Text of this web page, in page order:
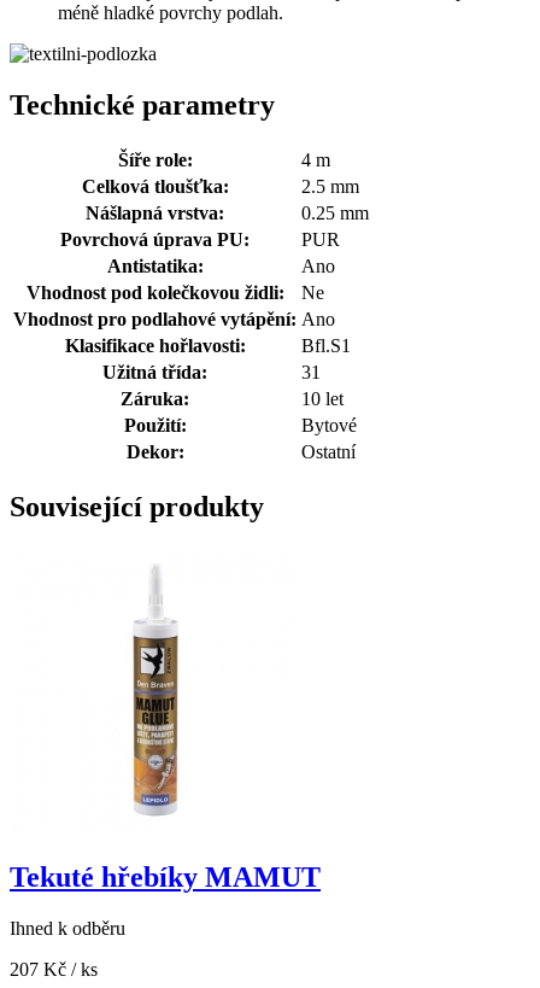
méně hladké povrchy podlah.
Technické parametry
Šíře role:
4 m
Celková tloušťka:
2.5 mm
Nášlapná vrstva:
0.25 mm
Povrchová úprava PU:
PUR
Antistatika:
Ano
Vhodnost pod kolečkovou židli:
Ne
Vhodnost pro podlahové vytápění: Ano
Klasifikace hořlavosti:
Bfl.S1
Užitná třída:
31
Záruka:
10 let
Použití:
Bytové
Dekor:
Ostatní
Související produkty
Tekuté hřebíky MAMUT
Ihned k odběru
207 Kč / ks